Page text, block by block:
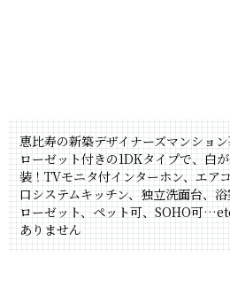
恵比寿の新築デザイナーズマンショ
ローゼット付きの1DKタイプで、白
装！TVモニタ付インターホン、エア
口システムキッチン、独立洗面台、
ローゼット、ペット可、SOHO可
ありません